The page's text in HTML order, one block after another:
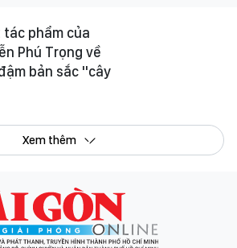
tác phẩm của
Phú Trọng về
bản sắc "cây
Xem thêm